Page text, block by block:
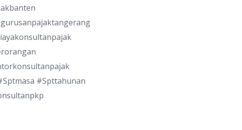
#Spttahunan